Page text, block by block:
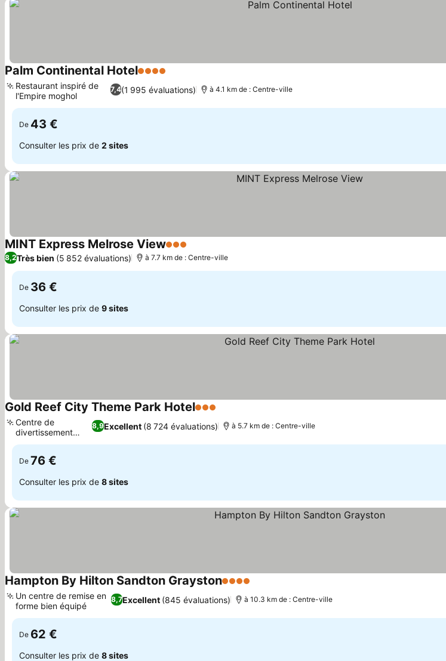
Palm Continental Hotel4 Étoiles
7,4(1 995 évaluations)
Restaurant inspiré de
l'Empire moghol
à 4.1 km de : Centre-ville
De 43 €
Consulter les prix de 2 sites
MINT Express Melrose View3 Étoiles
8,2Très bien (5 852 évaluations) à 7.7 km de : Centre-ville
De 36 €
Consulter les prix de 9 sites
Gold Reef City Theme Park Hotel3 Étoiles
8,9Excellent (8 724 évaluations)
Centre de
divertissement
familial
à 5.7 km de : Centre-ville
De 76 €
Consulter les prix de 8 sites
Hampton By Hilton Sandton Grayston4 Étoiles
8,7Excellent (845 évaluations)
Un centre de remise en
forme bien équipé
à 10.3 km de : Centre-ville
De 62 €
Consulter les prix de 8 sites